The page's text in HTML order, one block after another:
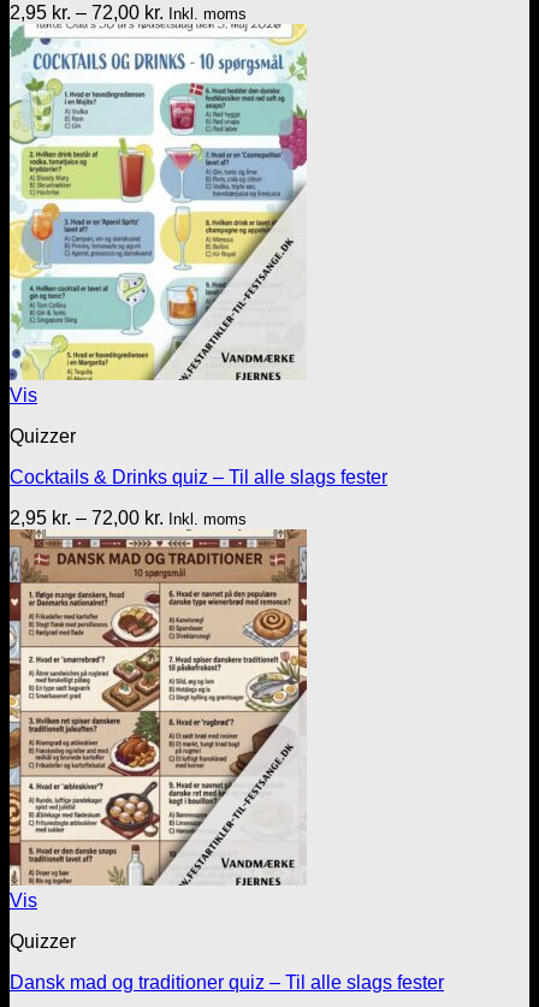
2,95 kr. – 72,00 kr. Prisinterval:
2,95 kr.
til
72,00 kr.
Inkl. moms
Vis
Quizzer
Cocktails & Drinks quiz – Til alle slags fester
2,95 kr. – 72,00 kr. Prisinterval:
2,95 kr.
til
72,00 kr.
Inkl. moms
Vis
Quizzer
Dansk mad og traditioner quiz – Til alle slags fester